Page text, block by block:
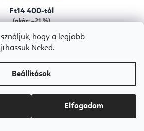
hogy a legjobb
Neked.
Beállítások
Elfogadom
Ft14 400-tól
(akár: –21 %)